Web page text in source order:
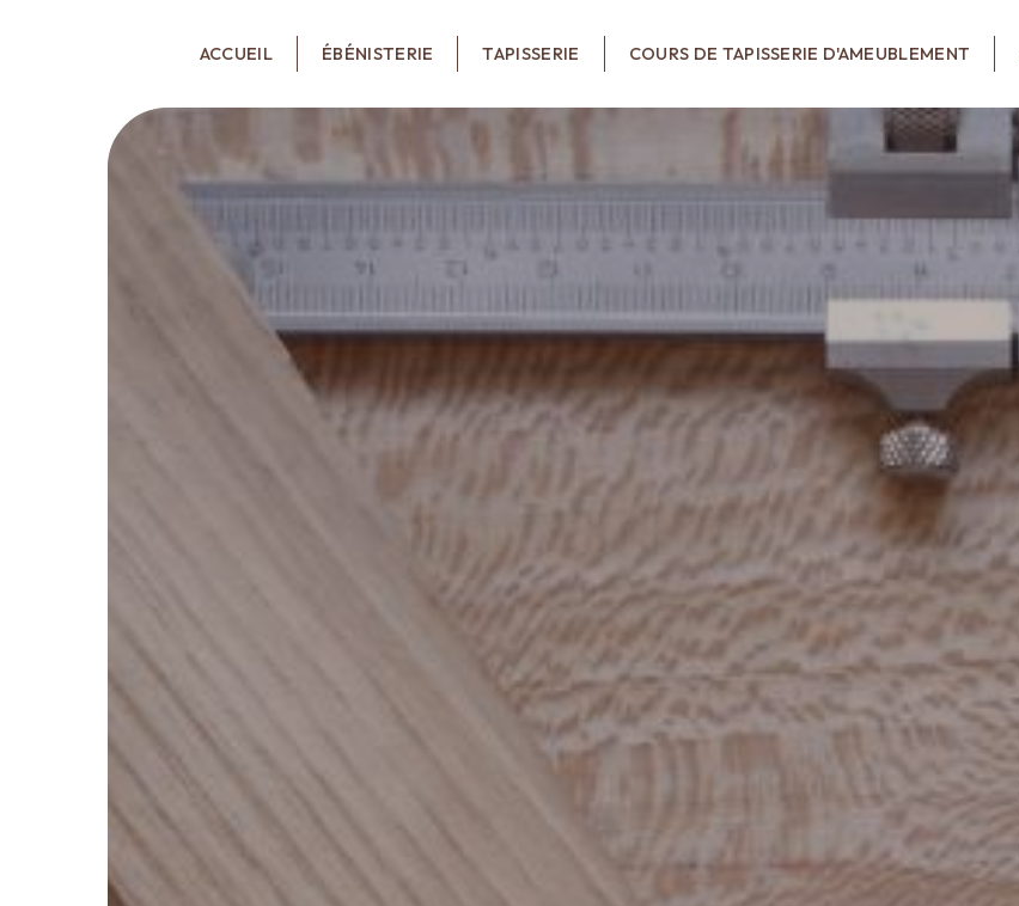
ACCUEIL ÉBÉNISTERIE TAPISSERIE COURS DE TAPISSERIE D'AMEUBLEMENT